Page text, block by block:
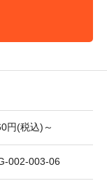
円(税込)～
002-003-06